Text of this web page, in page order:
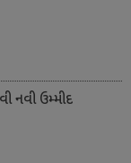
નવી ઉમ્મીદ